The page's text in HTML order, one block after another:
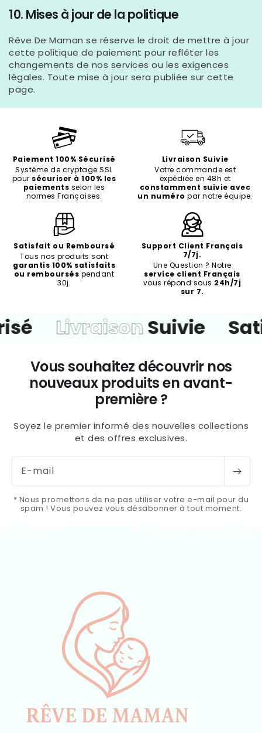
10. Mises à jour de la politique
Rêve De Maman se réserve le droit de mettre à jour
cette politique de paiement pour refléter les
changements de nos services ou les exigences
légales. Toute mise à jour sera publiée sur cette
page.
Paiement 100% Sécurisé
Système de cryptage SSL
pour sécuriser à 100% les
paiements selon les
normes Françaises.
Livraison Suivie
Votre commande est
expédiée en 48h et
constamment suivie avec
un numéro par notre équipe.
Satisfait ou Remboursé
Tous nos produits sont
garantis 100% satisfaits
ou remboursés pendant
30j.
Support Client Français
7/7j.
Une Question ? Notre
service client Français
vous répond sous 24h/7j
sur 7.
LivraisonSuivie
Vous souhaitez découvrir nos
nouveaux produits en avant-
première ?
Soyez le premier informé des nouvelles collections
et des offres exclusives.
E-mail
* Nous promettons de ne pas utiliser votre e-mail pour du
spam ! Vous pouvez vous désabonner à tout moment.